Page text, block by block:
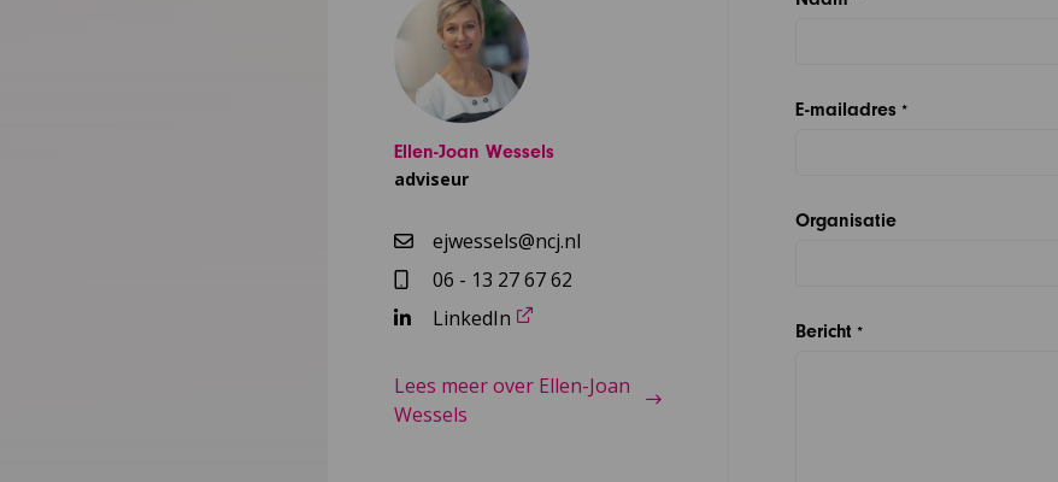
Ellen-Joan Wessels
adviseur
ejwessels@ncj.nl
06 - 13 27 67 62
LinkedIn
Lees meer over Ellen-Joan
Wessels
E-mailadres *
Organisatie
Bericht *